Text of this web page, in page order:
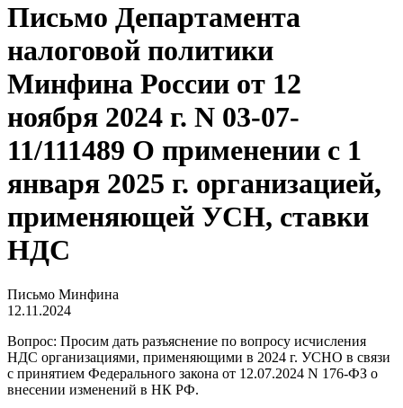
Письмо Департамента
налоговой политики
Минфина России от 12
ноября 2024 г. N 03-07-
11/111489 О применении с 1
января 2025 г. организацией,
применяющей УСН, ставки
НДС
Письмо Минфина
12.11.2024
Вопрос: Просим дать разъяснение по вопросу исчисления
НДС организациями, применяющими в 2024 г. УСНО в связи
с принятием Федерального закона от 12.07.2024 N 176-ФЗ о
внесении изменений в НК РФ.